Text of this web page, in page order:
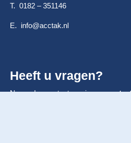
T. 0182 – 351146
E. info@acctak.nl
Heeft u vragen?
Neem dan contact op via ons